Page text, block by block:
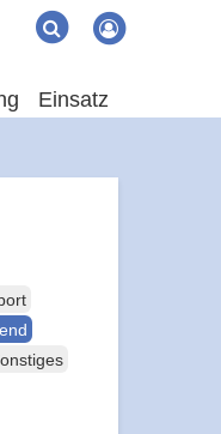
Suche Suchen
Einsatz